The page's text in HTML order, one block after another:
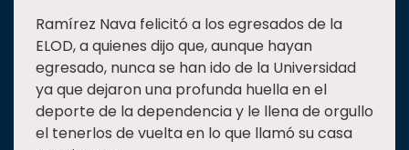
Ramírez Nava felicitó a los egresados de la
ELOD, a quienes dijo que, aunque hayan
egresado, nunca se han ido de la Universidad
ya que dejaron una profunda huella en el
deporte de la dependencia y le llena de orgullo
el tenerlos de vuelta en lo que llamó su casa